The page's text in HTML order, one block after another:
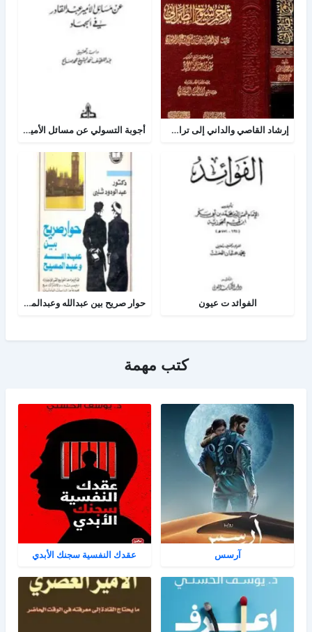
إرشاد القاصي والداني إلى تراجم شيوخ الطبراني أجوبة التسولي عن مسائل الأمير عبد القادر في الجهاد
الفوائد ت عيون حوار صريح بين عبدالله وعبدالمسيح
كتب مهمة
آرسس عقدك النفسية سجنك الأبدي